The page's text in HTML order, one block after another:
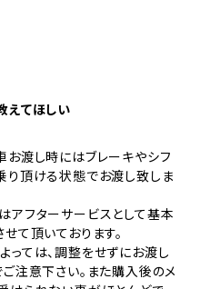
えてほしい
お渡し時にはブレーキやシフ
り頂ける状態でお渡し致しま
アフターサービスとして基本
て頂いております。
っては、調整をせずにお渡し
注意下さい。また購入後のメ